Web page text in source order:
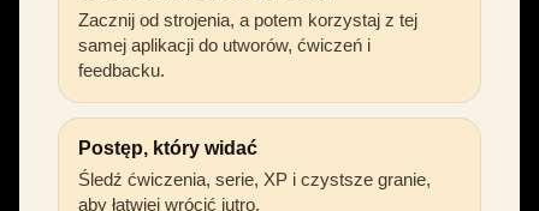
Zacznij od strojenia, a potem korzystaj z tej
samej aplikacji do utworów, ćwiczeń i
feedbacku.
Postęp, który widać
Śledź ćwiczenia, serie, XP i czystsze granie,
aby łatwiej wrócić jutro.